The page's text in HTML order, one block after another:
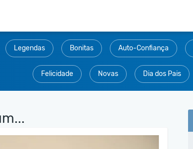
Legendas Bonitas Auto-Confiança
Felicidade Novas Dia dos Pais